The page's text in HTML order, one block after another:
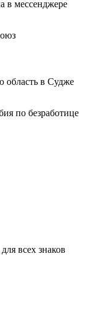
в мессенджере
в Судже
по безработице
всех знаков